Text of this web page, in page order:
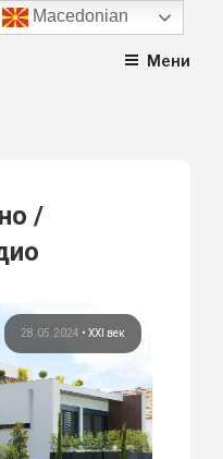
Мени
/
28.05.2024 • XXI век
Macedonian